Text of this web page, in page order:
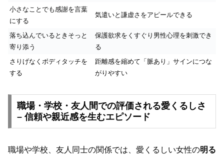
小さなことでも感謝を言葉
にする
気遣いと謙虚さをアピールできる
落ち込んでいるときそっと
寄り添う
保護欲求をくすぐり男性心理を刺激でき
る
さりげなくボディタッチを
する
距離感を縮めて「脈あり」サインにつな
がりやすい
職場・学校・友人間での評価される愛くるしさ
– 信頼や親近感を生むエピソード
職場や学校、友人同士の関係では、愛くるしい女性の明る